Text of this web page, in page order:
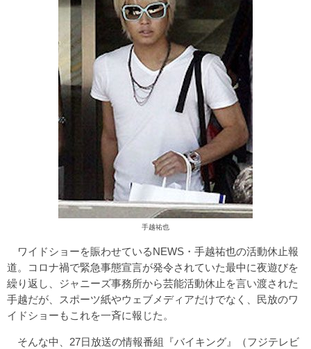
手越祐也
ワイドショーを賑わせているNEWS・手越祐也の活動休止報
道。コロナ禍で緊急事態宣言が発令されていた最中に夜遊びを
繰り返し、ジャニーズ事務所から芸能活動休止を言い渡された
手越だが、スポーツ紙やウェブメディアだけでなく、民放のワ
イドショーもこれを一斉に報じた。
そんな中、27日放送の情報番組『バイキング』（フジテレビ